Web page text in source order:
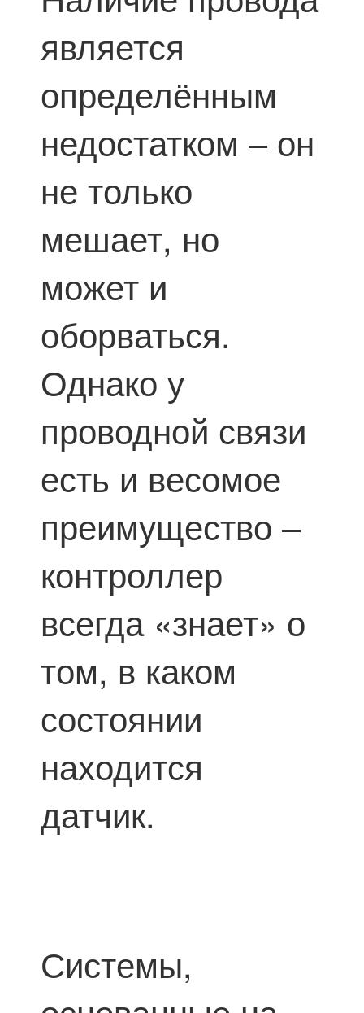
является
определённым
недостатком – он
не только
мешает, но
может и
оборваться.
Однако у
проводной связи
есть и весомое
преимущество –
контроллер
всегда «знает» о
том, в каком
состоянии
находится
датчик.
Системы,